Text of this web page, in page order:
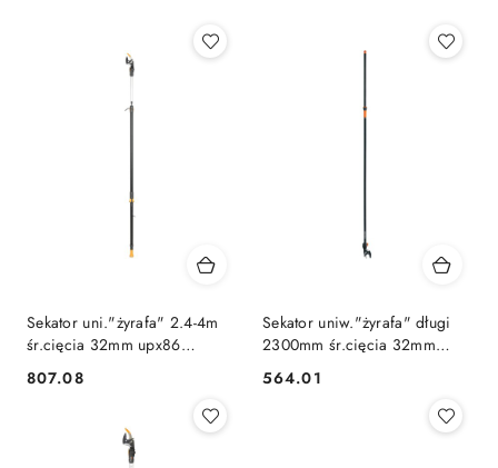
Sekator uni."żyrafa" 2.4-4m
śr.cięcia 32mm upx86
powergearx(fs115560)
Cena:
807.08
Sekator uniw."żyrafa" długi
2300mm śr.cięcia 32mm
up84 [1001557]
Cena:
564.01